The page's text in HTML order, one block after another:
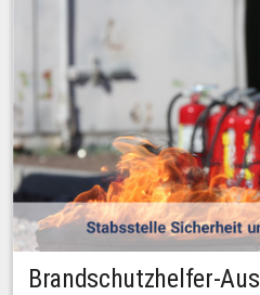
Brandschutzhelfer-